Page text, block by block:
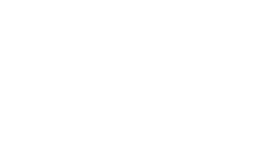
cualquier color siempre que pueda enviarnos su alto